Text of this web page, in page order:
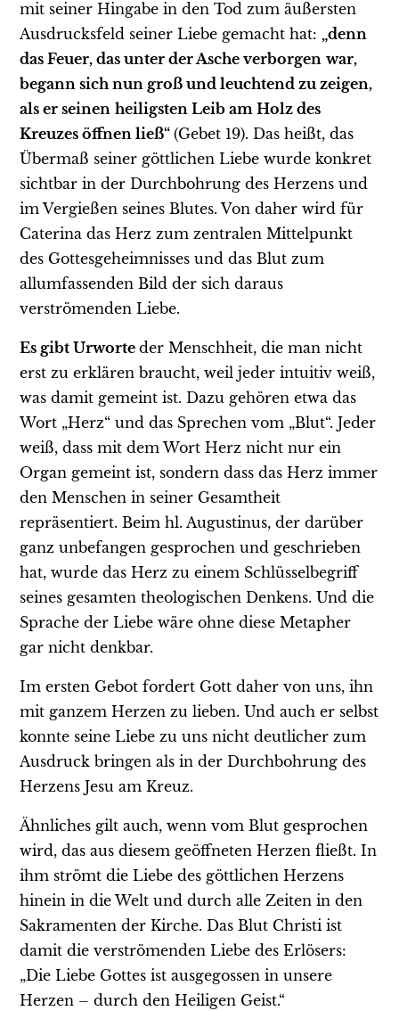
mit seiner Hingabe in den Tod zum äußersten
Ausdrucksfeld seiner Liebe gemacht hat: „denn
das Feuer, das unter der Asche verborgen war,
begann sich nun groß und leuchtend zu zeigen,
als er seinen heiligsten Leib am Holz des
Kreuzes öffnen ließ“(Gebet 19). Das heißt, das
Übermaß seiner göttlichen Liebe wurde konkret
sichtbar in der Durchbohrung des Herzens und
im Vergießen seines Blutes. Von daher wird für
Caterina das Herz zum zentralen Mittelpunkt
des Gottesgeheimnisses und das Blut zum
allumfassenden Bild der sich daraus
verströmenden Liebe.
Es gibt Urworteder Menschheit, die man nicht
erst zu erklären braucht, weil jeder intuitiv weiß,
was damit gemeint ist. Dazu gehören etwa das
Wort „Herz“ und das Sprechen vom „Blut“. Jeder
weiß, dass mit dem Wort Herz nicht nur ein
Organ gemeint ist, sondern dass das Herz immer
den Menschen in seiner Gesamtheit
repräsentiert. Beim hl. Augustinus, der darüber
ganz unbefangen gesprochen und geschrieben
hat, wurde das Herz zu einem Schlüsselbegriff
seines gesamten theologischen Denkens. Und die
Sprache der Liebe wäre ohne diese Metapher
gar nicht denkbar.
Im ersten Gebot fordert Gott daher von uns, ihn
mit ganzem Herzen zu lieben. Und auch er selbst
konnte seine Liebe zu uns nicht deutlicher zum
Ausdruck bringen als in der Durchbohrung des
Herzens Jesu am Kreuz.
Ähnliches gilt auch, wenn vom Blut gesprochen
wird, das aus diesem geöffneten Herzen fließt. In
ihm strömt die Liebe des göttlichen Herzens
hinein in die Welt und durch alle Zeiten in den
Sakramenten der Kirche. Das Blut Christi ist
damit die verströmenden Liebe des Erlösers:
„Die Liebe Gottes ist ausgegossen in unsere
Herzen – durch den Heiligen Geist.“